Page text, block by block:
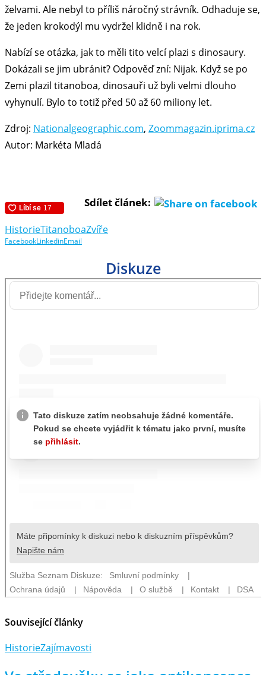
želvami. Ale nebyl to příliš náročný strávník. Odhaduje se,
že jeden krokodýl mu vydržel klidně i na rok.
Nabízí se otázka, jak to měli tito velcí plazi s dinosaury.
Dokázali se jim ubránit? Odpověď zní: Nijak. Když se po
Zemi plazil titanoboa, dinosauři už byli velmi dlouho
vyhynulí. Bylo to totiž před 50 až 60 miliony let.
Zdroj: Nationalgeographic.com, Zoommagazin.iprima.cz
Autor: Markéta Mladá
Sdílet článek:
HistorieTitanoboaZvíře
FacebookLinkedinEmail
Diskuze
Související články
HistorieZajímavosti